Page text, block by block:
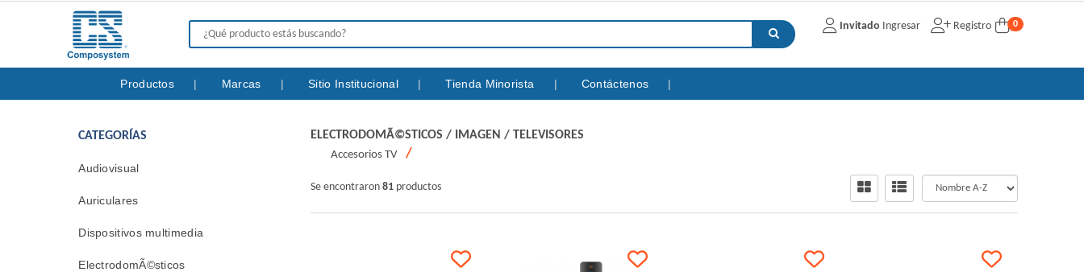
Invitado Ingresar Registro 0
Productos Marcas Sitio Institucional Tienda Minorista Contáctenos
CATEGORÍAS
Audiovisual
Auriculares
Dispositivos multimedia
ElectrodomÃ©sticos
ELECTRODOMÃ©STICOS / IMAGEN / TELEVISORES
Accesorios TV
Se encontraron 81 productos